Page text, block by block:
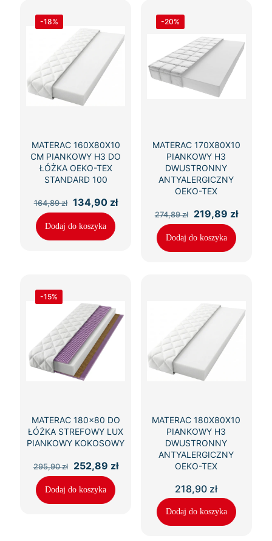
-18%
MATERAC 160X80X10
CM PIANKOWY H3 DO
ŁÓŻKA OEKO-TEX
STANDARD 100
164,89zł
Pierwotna
cena
wynosiła:
164,89 zł.
134,90 złAktualna
134,90 zł.
Dodaj do koszyka
-20%
MATERAC 170X80X10
PIANKOWY H3
DWUSTRONNY
ANTYALERGICZNY
OEKO-TEX
274,89zł
Pierwotna
cena
wynosiła:
274,89 zł.
219,89 zł
Dodaj do koszyka
-15%
MATERAC 180×80 DO
ŁÓŻKA STREFOWY LUX
PIANKOWY KOKOSOWY
295,90zł
Pierwotna
cena
wynosiła:
295,90 zł.
252,89 złAktualna
Dodaj do koszyka
MATERAC 180X80X10
PIANKOWY H3
DWUSTRONNY
ANTYALERGICZNY
OEKO-TEX
218,90 zł
Dodaj do koszyka